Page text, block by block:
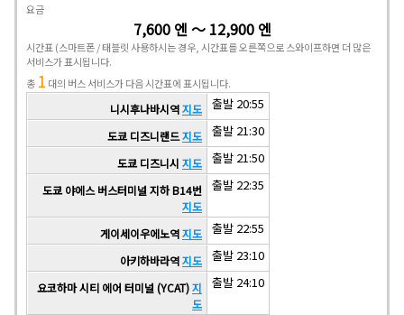
요금
7,600 엔 ～ 12,900 엔
시간표 (스마트폰 / 태블릿 사용하시는 경우, 시간표를 오른쪽으로 스와이프하면 더 많은
서비스가 표시됩니다.
총 1 대의 버스 서비스가 다음 시간표에 표시됩니다.
니시후나바시역지도 출발 20:55
도쿄 디즈니랜드지도 출발 21:30
도쿄 디즈니시 지도 출발 21:50
도쿄 야에스 버스터미널 지하 B14번
지도
출발 22:35
게이세이우에노역지도 출발 22:55
아키하바라역지도 출발 23:10
요코하마 시티 에어 터미널 (YCAT)지
도
출발 24:10